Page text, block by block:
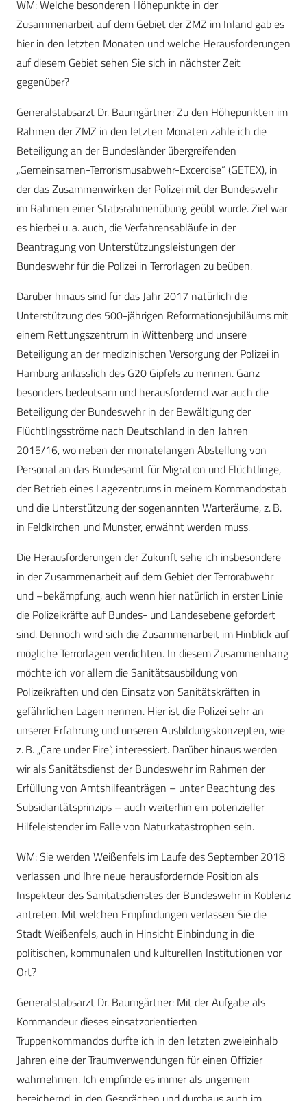
WM: Welche besonderen Höhepunkte in der
Zusammenarbeit auf dem Gebiet der ZMZ im Inland gab es
hier in den letzten Monaten und welche Herausforderungen
auf diesem Gebiet sehen Sie sich in nächster Zeit
gegenüber?
Generalstabsarzt Dr. Baumgärtner: Zu den Höhepunkten im
Rahmen der ZMZ in den letzten Monaten zähle ich die
Beteiligung an der Bundesländer übergreifenden
„Gemeinsamen-Terrorismusabwehr-Excercise“ ­(GETEX), in
der das Zusammenwirken der Polizei mit der Bundeswehr
im Rahmen einer Stabsrahmenübung geübt wurde. Ziel war
es hierbei u. a. auch, die Verfahrensabläufe in der
Beantragung von Unterstützungsleistungen der
Bundeswehr für die Polizei in Terrorlagen zu beüben.
Darüber hinaus sind für das Jahr 2017 natürlich die
Unterstützung des 500-jährigen Reformationsjubiläums mit
einem Rettungszentrum in Wittenberg und unsere
Beteiligung an der medizinischen Versorgung der Polizei in
Hamburg anlässlich des G20 Gipfels zu nennen. Ganz
besonders bedeutsam und herausfordernd war auch die
Beteiligung der Bundeswehr in der Bewältigung der
Flüchtlingsströme nach Deutschland in den Jahren
2015/16, wo neben der monatelangen Abstellung von
Personal an das Bundesamt für Migration und Flüchtlinge,
der Betrieb eines Lagezentrums in meinem Kommandostab
und die Unterstützung der sogenannten Warteräume, z. B.
in Feldkirchen und Munster, erwähnt werden muss.
Die Herausforderungen der Zukunft sehe ich insbesondere
in der Zusammenarbeit auf dem Gebiet der Terrorabwehr
und –bekämpfung, auch wenn hier natürlich in erster Linie
die Polizeikräfte auf Bundes- und Landesebene gefordert
sind. Dennoch wird sich die Zusammenarbeit im Hinblick auf
mögliche Terrorlagen verdichten. In diesem Zusammenhang
möchte ich vor allem die Sanitätsausbildung von
Polizeikräften und den Einsatz von Sanitätskräften in
gefährlichen Lagen nennen. Hier ist die Polizei sehr an
unserer Erfahrung und unseren Ausbildungskonzepten, wie
z. B. „Care under Fire“, interessiert. Darüber hinaus werden
wir als Sanitätsdienst der Bundeswehr im Rahmen der
Erfüllung von Amtshilfeanträgen – unter Beachtung des
Subsidiaritätsprinzips – auch weiterhin ein potenzieller
Hilfeleistender im Falle von Naturkatastrophen sein.
WM: Sie werden Weißenfels im Laufe des September 2018
verlassen und Ihre neue herausfordernde Position als
Inspekteur des Sanitätsdienstes der Bundeswehr in Koblenz
antreten. Mit welchen Empfindungen verlassen Sie die
Stadt Weißenfels, auch in Hinsicht Einbindung in die
politischen, kommunalen und kulturellen Institutionen vor
Ort?
Generalstabsarzt Dr. Baumgärtner: Mit der Aufgabe als
Kommandeur dieses einsatzorientierten
Truppenkommandos durfte ich in den letzten zweieinhalb
Jahren eine der Traumverwendungen für einen Offizier
wahrnehmen. Ich empfinde es immer als ungemein